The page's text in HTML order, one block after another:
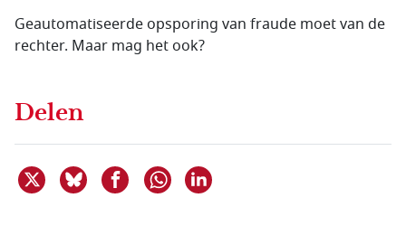
Geautomatiseerde opsporing van fraude moet van de
rechter. Maar mag het ook?
Delen
Deel dit item op X
Deel dit item op Bluesky
Deel dit item op Facebook
Delen via WhatsApp